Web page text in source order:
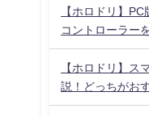
【ホロドリ】
コントローラー
【ホロドリ】ス
説！どっちがお